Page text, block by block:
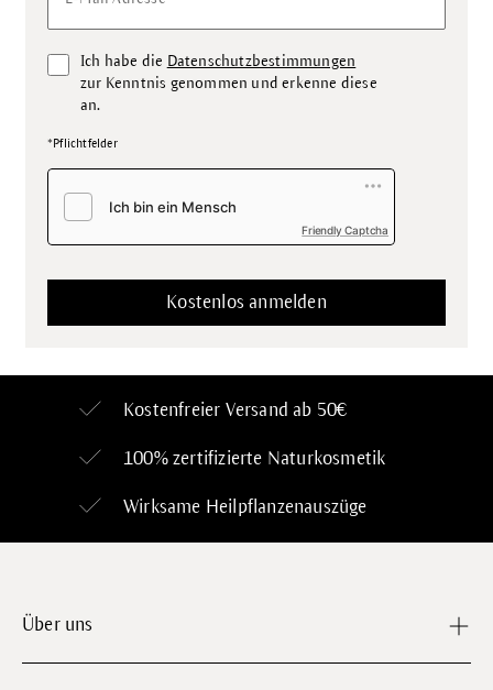
Ich habe die Datenschutzbestimmungen
zur Kenntnis genommen und erkenne diese
an.
*Pflichtfelder
Friendly Captcha
Kostenfreier Versand ab 50€
100% zertifizierte Naturkosmetik
Wirksame Heilpflanzenauszüge
Über uns